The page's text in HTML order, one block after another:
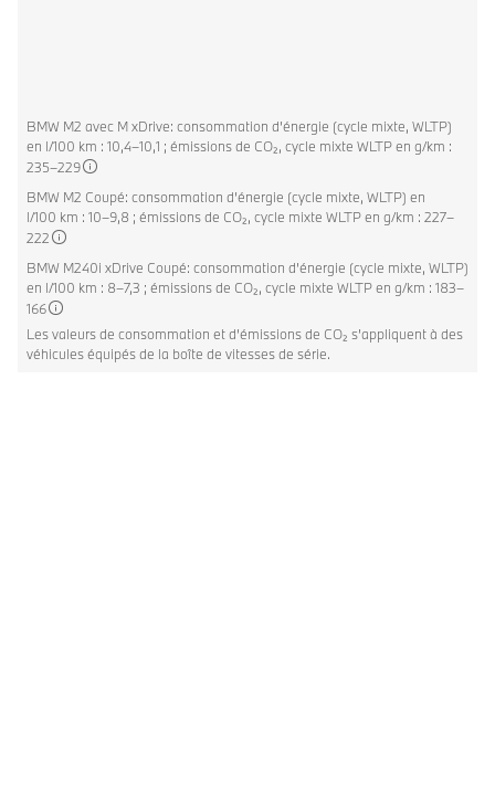
BMW M2 avec M xDrive: consommation d’énergie (cycle mixte, WLTP)
en l/100 km : 10,4–10,1 ; émissions de CO₂, cycle mixte WLTP en g/km :
235–229
BMW M2 Coupé: consommation d’énergie (cycle mixte, WLTP) en
l/100 km : 10–9,8 ; émissions de CO₂, cycle mixte WLTP en g/km : 227–
222
BMW M240i xDrive Coupé: consommation d’énergie (cycle mixte, WLTP)
en l/100 km : 8–7,3 ; émissions de CO₂, cycle mixte WLTP en g/km : 183–
166
Les valeurs de consommation et d’émissions de CO₂ s’appliquent à des
véhicules équipés de la boîte de vitesses de série.